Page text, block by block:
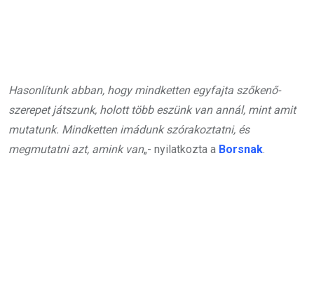
Hasonlítunk abban, hogy mindketten egyfajta szőkenő-
szerepet játszunk, holott több eszünk van annál, mint amit
mutatunk. Mindketten imádunk szórakoztatni, és
megmutatni azt, amink van„- nyilatkozta a Borsnak.